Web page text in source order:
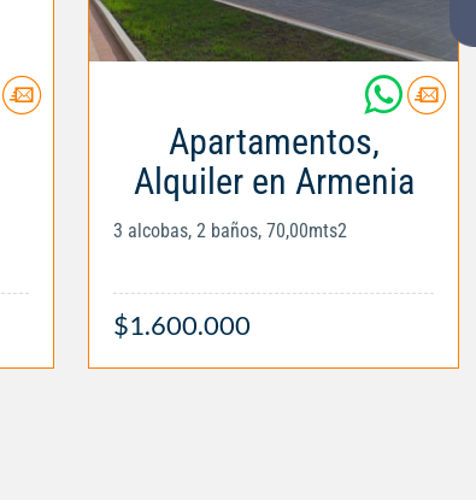
Apartamentos,
Alquiler en Armenia
3 alcobas, 2 baños, 70,00mts2
$1.600.000